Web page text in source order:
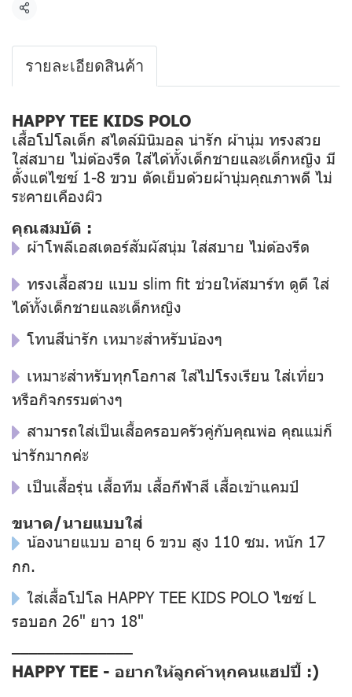
แชร์
รายละเอียดสินค้า
HAPPY TEE KIDS POLO
เสื้อโปโลเด็ก สไตล์มินิมอล น่ารัก ผ้านุ่ม ทรงสวย
ใส่สบาย ไม่ต้องรีด ใส่ได้ทั้งเด็กชายและเด็กหญิง มี
ตั้งแต่ไซซ์ 1-8 ขวบ ตัดเย็บด้วยผ้านุ่มคุณภาพดี ไม่
ระคายเคืองผิว
คุณสมบัติ :
ผ้าโพลีเอสเตอร์สัมผัสนุ่ม ใส่สบาย ไม่ต้องรีด
ทรงเสื้อสวย แบบ slim fit ช่วยให้สมาร์ท ดูดี ใส่
ได้ทั้งเด็กชายและเด็กหญิง
โทนสีน่ารัก เหมาะสำหรับน้องๆ
เหมาะสำหรับทุกโอกาส ใส่ไปโรงเรียน ใส่เที่ยว
หรือกิจกรรมต่างๆ
สามารถใส่เป็นเสื้อครอบครัวคู่กับคุณพ่อ คุณแม่ก็
น่ารักมากค่ะ
เป็นเสื้อรุ่น เสื้อทีม เสื้อกีฬาสี เสื้อเข้าแคมป์
ขนาด/นายแบบใส่
น้องนายแบบ อายุ 6 ขวบ สูง 110 ซม. หนัก 17
กก.
ใส่เสื้อโปโล HAPPY TEE KIDS POLO ไซซ์ L
รอบอก 26" ยาว 18"
––––––––––––––
HAPPY TEE - อยากให้ลูกค้าทุกคนแฮปปี้ :)